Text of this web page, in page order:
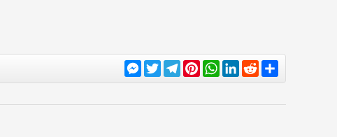
Messenger
TwitterTelegram
Pinterest
WhatsApp
LinkedIn
Reddit